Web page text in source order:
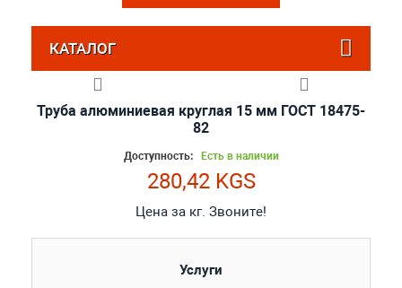
КАТАЛОГ
Труба алюминиевая круглая 15 мм ГОСТ 18475-
82
Доступность: Есть в наличии
280,42 KGS
Цена за кг. Звоните!
Услуги